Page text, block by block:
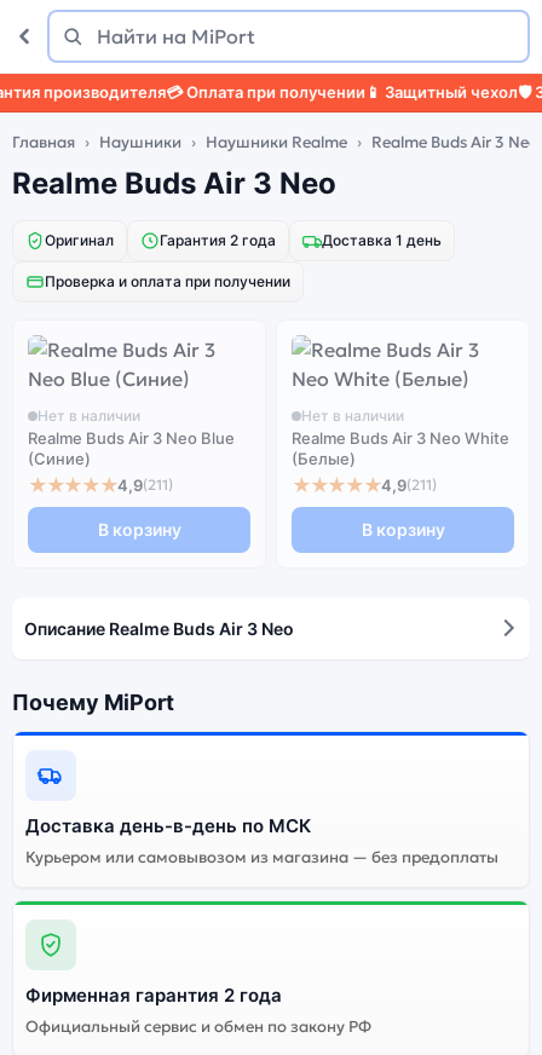
Поиск
Найти
производителя💳 Оплата при получении📱 Защитный чехол🛡️
Главная Наушники Наушники Realme Realme Buds Air 3 Neo
Realme Buds Air 3 Neo
Оригинал Гарантия 2 года Доставка 1 день
Проверка и оплата при получении
Нет в наличии
Realme Buds Air 3 Neo Blue
(Синие)
★★★★★4,9(211)
В корзину
Нет в наличии
Realme Buds Air 3 Neo White
(Белые)
★★★★★4,9(211)
В корзину
Описание Realme Buds Air 3 Neo
Почему MiPort
Доставка день-в-день по МСК
Курьером или самовывозом из магазина — без предоплаты
Фирменная гарантия 2 года
Официальный сервис и обмен по закону РФ